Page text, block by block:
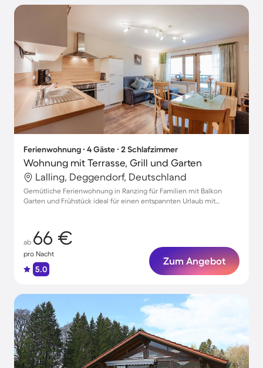
Ferienwohnung ∙ 4 Gäste ∙ 2 Schlafzimmer
Wohnung mit Terrasse, Grill und Garten
Lalling, Deggendorf, Deutschland
Gemütliche Ferienwohnung in Ranzing für Familien mit Balkon
Garten und Frühstück ideal für einen entspannten Urlaub mit
ab 66 €
pro Nacht
5.0
Zum Angebot